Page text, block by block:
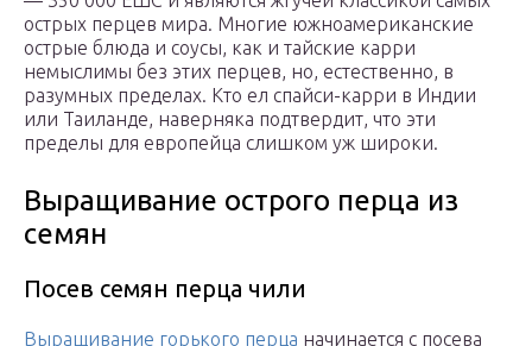
острых перцев мира. Многие южноамериканские
острые блюда и соусы, как и тайские карри
немыслимы без этих перцев, но, естественно, в
разумных пределах. Кто ел спайси-карри в Индии
или Таиланде, наверняка подтвердит, что эти
пределы для европейца слишком уж широки.
Выращивание острого перца из
семян
Посев семян перца чили
Выращивание горького перца начинается с посева